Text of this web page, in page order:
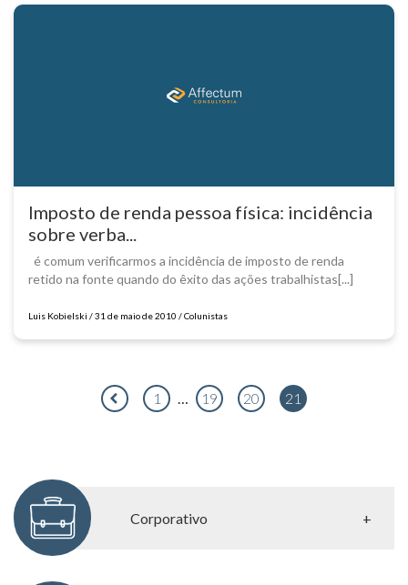
Imposto de renda pessoa física: incidência
sobre verba...
é comum verificarmos a incidência de imposto de renda
retido na fonte quando do êxito das ações trabalhistas[...]
Luis Kobielski / 31 de maio de 2010 / Colunistas
1 … 19 20 21
Corporativo